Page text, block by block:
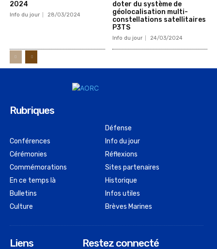
2024
Info du jour 28/03/2024
doter du système de
géolocalisation multi-
constellations satellitaires
P3TS
Info du jour 24/03/2024
Rubriques
Conférences
Cérémonies
Commémorations
En ce temps là
Bulletins
Culture
Défense
Info du jour
Réflexions
Sites partenaires
Historique
Infos utiles
Brèves Marines
Liens Restez connecté